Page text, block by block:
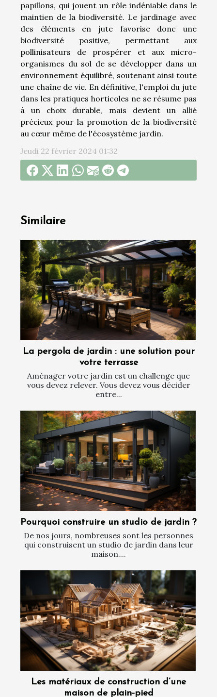
papillons, qui jouent un rôle indéniable dans le
maintien de la biodiversité. Le jardinage avec
des éléments en jute favorise donc une
biodiversité positive, permettant aux
pollinisateurs de prospérer et aux micro-
organismes du sol de se développer dans un
environnement équilibré, soutenant ainsi toute
une chaîne de vie. En définitive, l'emploi du jute
dans les pratiques horticoles ne se résume pas
à un choix durable, mais devient un allié
précieux pour la promotion de la biodiversité
au cœur même de l'écosystème jardin.
Jeudi 22 février 2024 01:32
Similaire
La pergola de jardin : une solution pour
votre terrasse
Aménager votre jardin est un challenge que
vous devez relever. Vous devez vous décider
entre...
Pourquoi construire un studio de jardin ?
De nos jours, nombreuses sont les personnes
qui construisent un studio de jardin dans leur
maison....
Les matériaux de construction d’une
maison de plain-pied